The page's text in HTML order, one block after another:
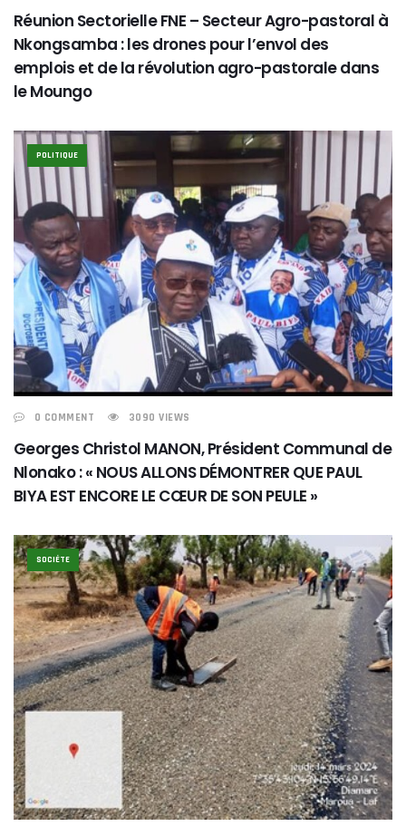
Réunion Sectorielle FNE – Secteur Agro-pastoral à
Nkongsamba : les drones pour l’envol des
emplois et de la révolution agro-pastorale dans
le Moungo
POLITIQUE
0 COMMENT 3090 VIEWS
Georges Christol MANON, Président Communal de
Nlonako : « NOUS ALLONS DÉMONTRER QUE PAUL
BIYA EST ENCORE LE CŒUR DE SON PEULE »
SOCIÉTE